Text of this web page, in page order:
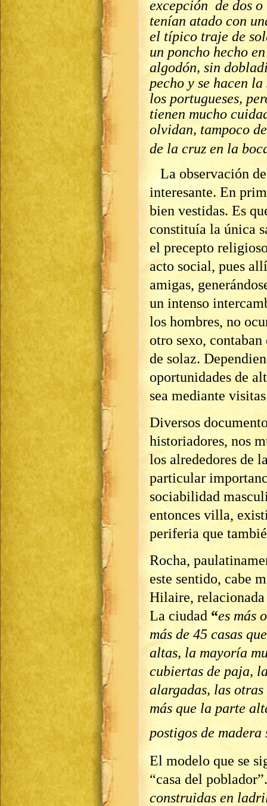
excepción de dos
tenían atado con
el típico traje de
un poncho hecho
algodón, sin
pecho y se hacen
los portugueses,
tienen mucho
olvidan, tampoco
de la cruz en la
La observación
interesante. En
bien vestidas. Es
constituía la única
el precepto
acto social, pues
amigas,
un intenso
los hombres, no
otro sexo,
de solaz.
oportunidades de
sea mediante
Diversos
historiadores, nos
los alrededores de
particular
sociabilidad
entonces villa,
periferia que
Rocha,
este sentido, cabe
Hilaire, relacionada
La ciudad “es más
más de 45 casas
altas, la mayoría
cubiertas de paja,
alargadas, las
más que la parte
postigos de
El modelo que se
“casa del
construidas en